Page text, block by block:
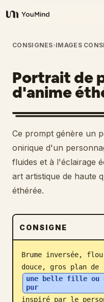
YouMind
Aperçu
Cas d'usage
Compétences
Invites
Tarifs
Blog
Mises à jour
CONSIGNES›IMAGES
Portrait de
d'anime
Ce prompt génère un
onirique d'un
fluides et à l'éclairage
art artistique de haute
éthérée.
CONSIGNE
Brume inversée,
douce, gros plan de
une belle fille ou
pur
inspiré par le